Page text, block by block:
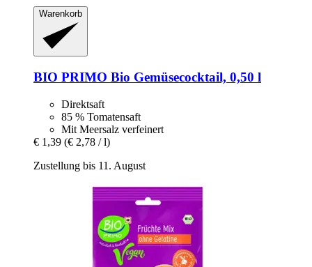
Warenkorb
BIO PRIMO Bio Gemüsecocktail, 0,50 l
Direktsaft
85 % Tomatensaft
Mit Meersalz verfeinert
€ 1,39 (€ 2,78 / l)
Zustellung bis 11. August